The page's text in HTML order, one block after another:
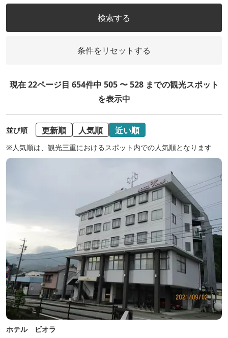
検索する
条件をリセットする
現在 22ページ目 654件中 505 〜 528 までの観光スポット
を表示中
並び順 更新順 人気順 近い順
※人気順は、観光三重におけるスポット内での人気順となります
ホテル ビオラ